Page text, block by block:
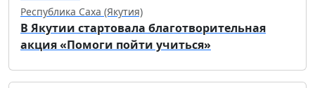
Республика Саха (Якутия)
В Якутии стартовала благотворительная
акция «Помоги пойти учиться»